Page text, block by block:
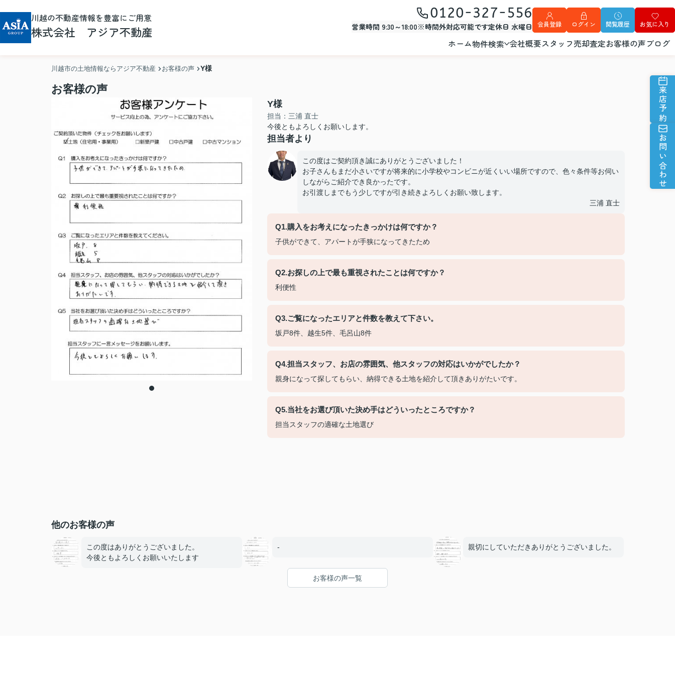
川越の不動産情報を豊富にご用意
株式会社 アジア不動産
0120-327-556
営業時間 9:30～18:00※時間外対応可能です定休日 水曜日 会員登録 ログイン 閲覧履歴 お気に入り
ホーム物件検索 会社概要スタッフ売却査定お客様の声ブログ
来店予約
お問い合わせ
川越市の土地情報ならアジア不動産 お客様の声 Y様
お客様の声
Y様
担当：三浦 直士
今後ともよろしくお願いします。
担当者より
この度はご契約頂き誠にありがとうございました！
お子さんもまだ小さいですが将来的に小学校やコンビニが近くいい場所ですので、色々条件等お伺い
しながらご紹介でき良かったです。
お引渡しまでもう少しですが引き続きよろしくお願い致します。
三浦 直士
Q1.購入をお考えになったきっかけは何ですか？
子供ができて、アパートが手狭になってきたため
Q2.お探しの上で最も重視されたことは何ですか？
利便性
Q3.ご覧になったエリアと件数を教えて下さい。
坂戸8件、越生5件、毛呂山8件
Q4.担当スタッフ、お店の雰囲気、他スタッフの対応はいかがでしたか？
親身になって探してもらい、納得できる土地を紹介して頂きありがたいです。
Q5.当社をお選び頂いた決め手はどういったところですか？
担当スタッフの適確な土地選び
他のお客様の声
この度はありがとうございました。
今後ともよろしくお願いいたします
- 親切にしていただきありがとうございました。
お客様の声一覧